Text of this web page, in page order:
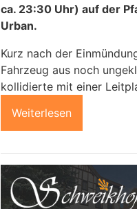
ca. 23:30 Uhr) auf der
Urban.
Kurz nach der
Fahrzeug aus noch
kollidierte mit einer
Weiterlesen